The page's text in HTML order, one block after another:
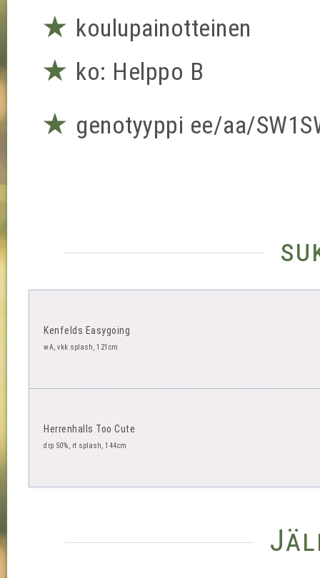
★ koulupainotteinen
★ ko: Helppo B
★ genotyyppi ee/aa/
Kenfelds Easygoing
wA, vkk splash, 121cm
Herrenhalls Too Cute
drp 50%, rt splash, 144cm